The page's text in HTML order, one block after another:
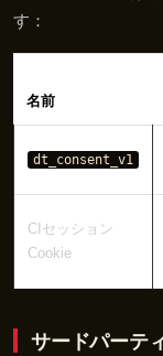
す：
名前
dt_consent_v1
CIセッション
Cookie
サードパーテ